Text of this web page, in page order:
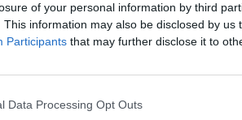
of your personal information by third
This information may also be disclosed by us
Participants that may further disclose it to
Data Processing Opt Outs
noći. Zatim procijedite i koristite
ali njezina uporaba zahtijeva